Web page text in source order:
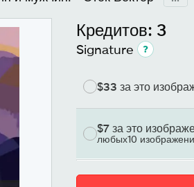
Кредитов: 3
Signature
$33 за это
$7 за это
любых10